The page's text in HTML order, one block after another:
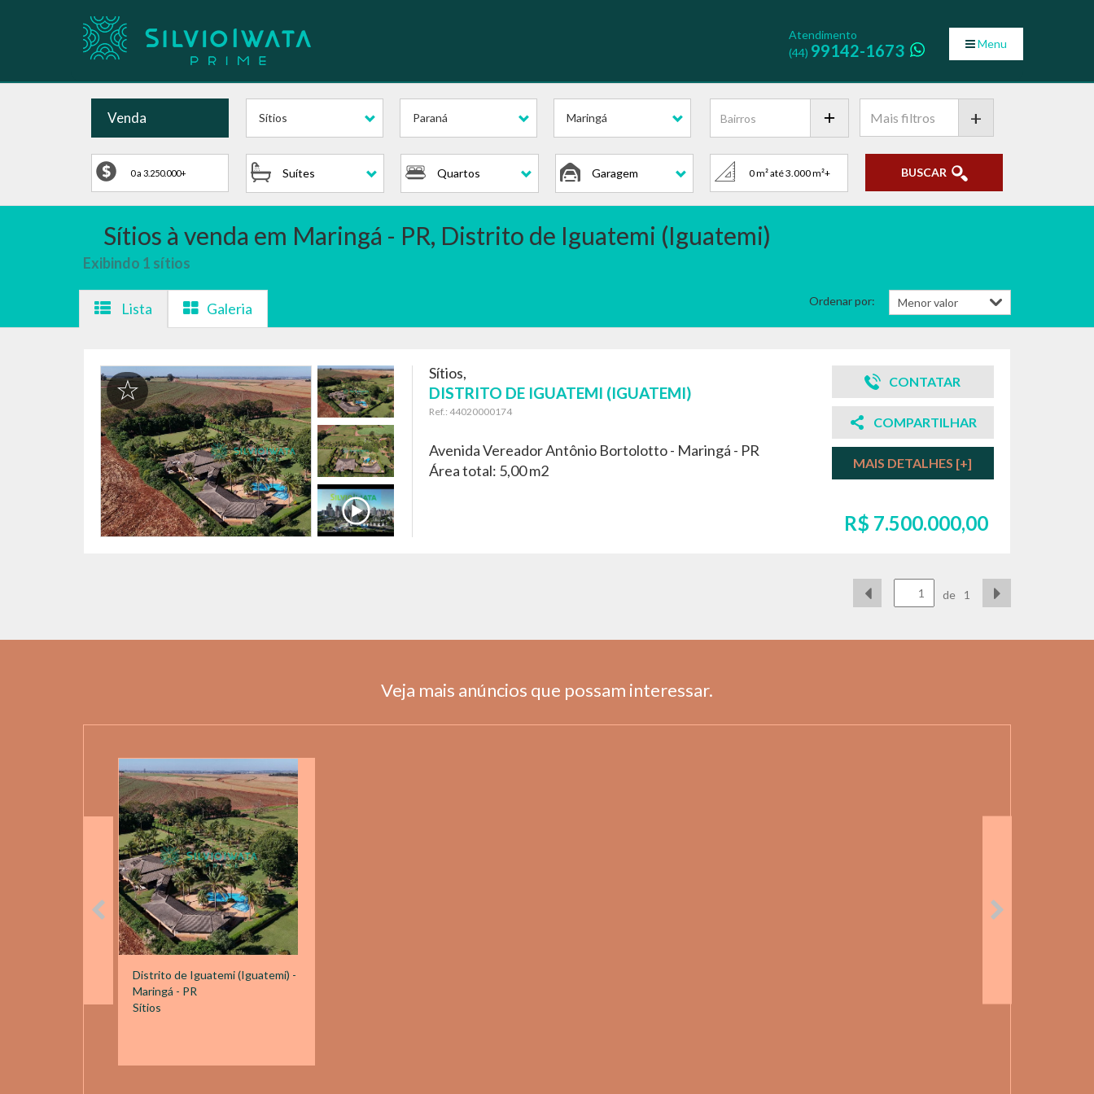
Menu
Atendimento
(44) 99142-1673
Venda Sítios Paraná Maringá
Suítes Quartos Garagem
+
BUSCAR
Sítios à venda em Maringá - PR, Distrito de Iguatemi (Iguatemi)
Exibindo 1 sítios
Lista Galeria Ordenar por:
Sítios,
DISTRITO DE IGUATEMI (IGUATEMI)
Ref.: 44020000174
Avenida Vereador Antônio Bortolotto - Maringá - PR
Área total: 5,00 m2
CONTATAR
COMPARTILHAR
MAIS DETALHES [+]
R$ 7.500.000,00
de 1
Veja mais anúncios que possam interessar.
Distrito de Iguatemi (Iguatemi) -
Maringá - PR
Sítios